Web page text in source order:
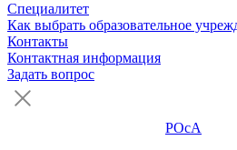
Специалитет
Как выбрать образовательное
Контакты
Контактная информация
Задать вопрос
РОсА